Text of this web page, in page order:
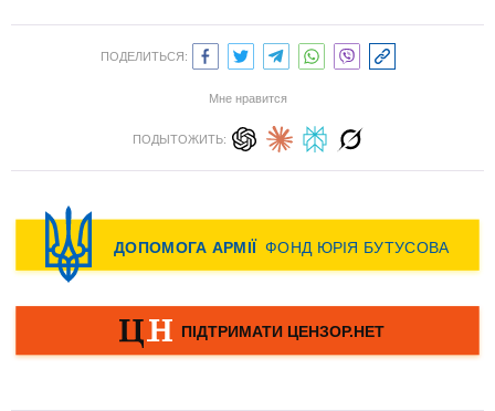
ПОДЕЛИТЬСЯ:
Мне нравится
ПОДЫТОЖИТЬ: